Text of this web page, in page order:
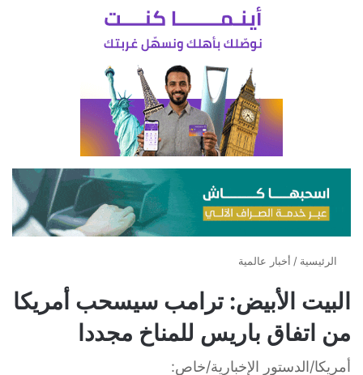
الرئيسية / أخبار عالمية
البيت الأبيض: ترامب سيسحب أمريكا
من اتفاق باريس للمناخ مجددا
أمريكا/الدستور الإخبارية/خاص: